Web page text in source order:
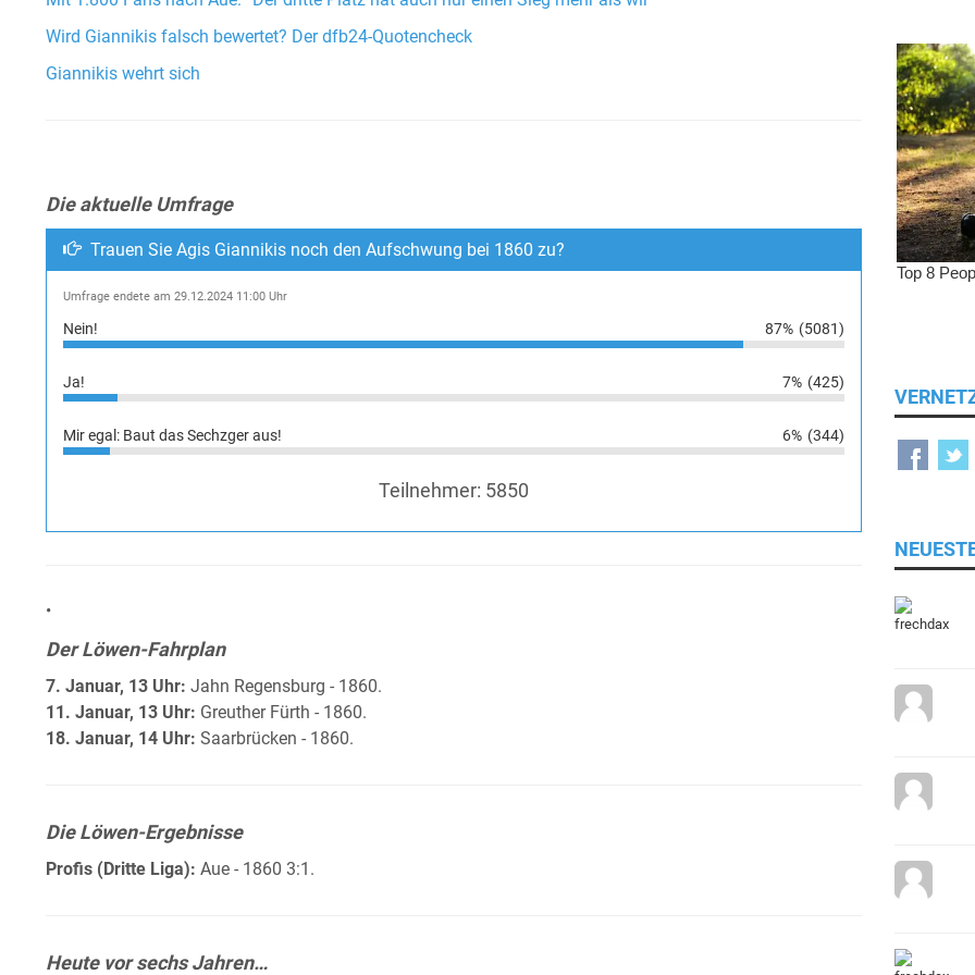
Wird Giannikis falsch bewertet? Der dfb24-Quotencheck
Giannikis wehrt sich
Die aktuelle Umfrage
Trauen Sie Agis Giannikis noch den Aufschwung bei 1860 zu?
Umfrage endete am 29.12.2024 11:00 Uhr
Nein! 87% (5081)
Ja! 7% (425)
Mir egal: Baut das Sechzger aus! 6% (344)
Teilnehmer: 5850
•
Der Löwen-Fahrplan
7. Januar, 13 Uhr: Jahn Regensburg - 1860.
11. Januar, 13 Uhr: Greuther Fürth - 1860.
18. Januar, 14 Uhr: Saarbrücken - 1860.
Die Löwen-Ergebnisse
Profis (Dritte Liga): Aue - 1860 3:1.
Heute vor sechs Jahren…